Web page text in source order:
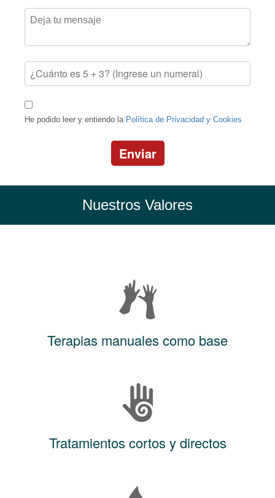
He podido leer y entiendo la Política de Privacidad y Cookies
Enviar
Nuestros Valores
Terapias manuales como base
Tratamientos cortos y directos